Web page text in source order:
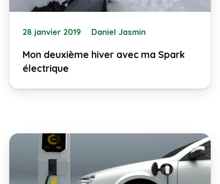
28 janvier 2019 Daniel Jasmin
Mon deuxième hiver avec ma Spark
électrique